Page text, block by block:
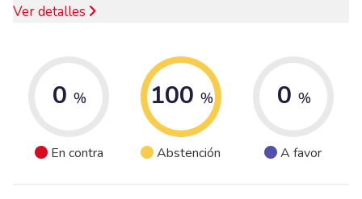
Ver detalles
0 %
En contra
100 %
Abstención
0 %
A favor